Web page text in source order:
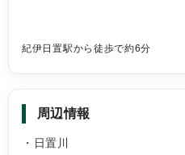
紀伊日置駅から徒歩で約6分
周辺情報
・日置川